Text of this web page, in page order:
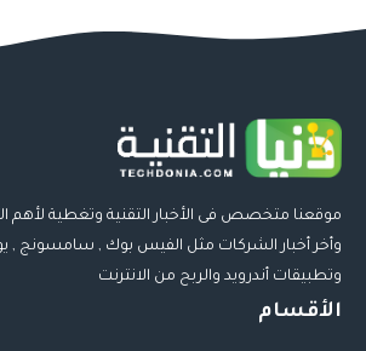
موقعنا متخصص فى الأخبار التقنية وتغطية لأهم
وأخر أخبار الشركات مثل الفيس بوك , سامسونج ,
وتطبيقات أندرويد والربح من الانترنت
الأقسام